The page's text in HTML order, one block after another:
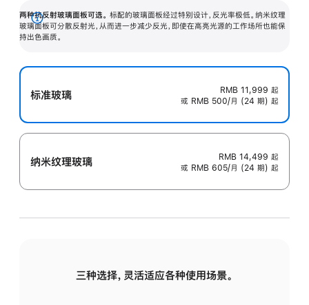
两种抗反射玻璃面板可选。 标配的玻璃面板经过特别设计，反光率极低。纳米纹理
玻璃面板可分散反射光，从而进一步减少反光，即使在高亮光源的工作场所也能保
持出色画质。
展
开
标准玻璃 RMB 11,999 起
或 RMB 500/月 (24 期) 起
纳米纹理玻璃 RMB 14,499 起
或 RMB 605/月 (24 期) 起
三种选择，灵活适应各种使用场景。